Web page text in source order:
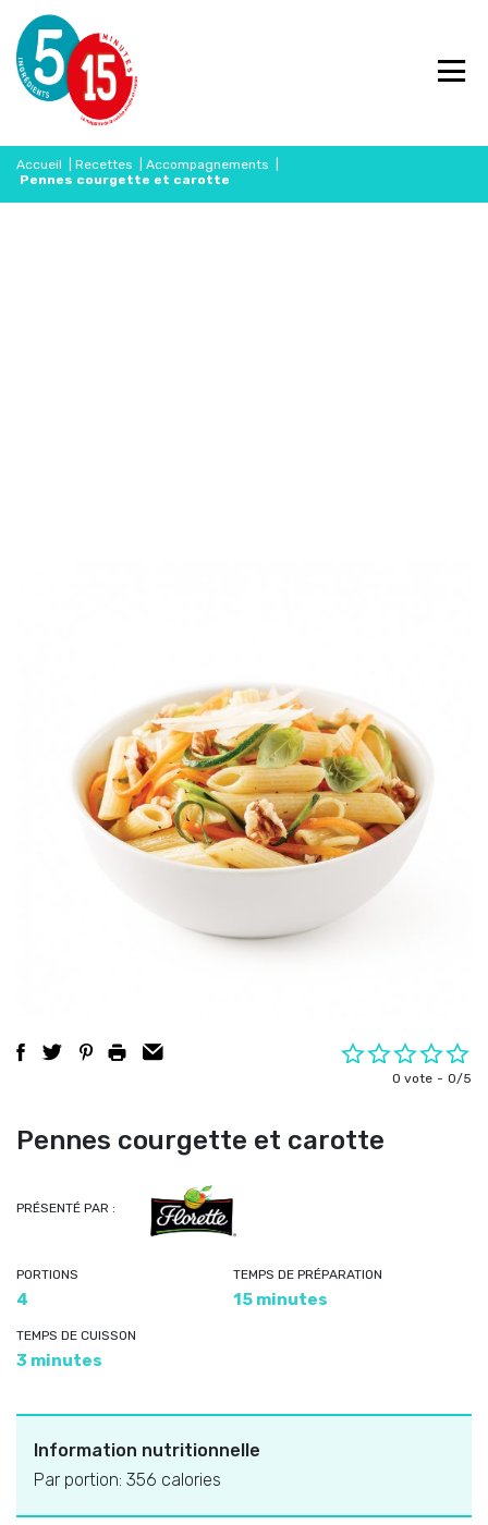
Accueil Recettes Accompagnements
Pennes courgette et carotte
0 vote 0/5
Pennes courgette et carotte
PRÉSENTÉ PAR :
PORTIONS
4
TEMPS DE PRÉPARATION
15 minutes
TEMPS DE CUISSON
3 minutes
Information nutritionnelle
Par portion: 356 calories